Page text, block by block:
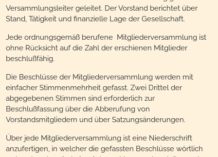
Versammlungsleiter geleitet. Der Vorstand berichtet über
Stand, Tätigkeit und finanzielle Lage der Gesellschaft.
Jede ordnungsgemäß berufene Mitgliederversammlung ist
ohne Rücksicht auf die Zahl der erschienen Mitglieder
beschlußfähig.
Die Beschlüsse der Mitgliederversammlung werden mit
einfacher Stimmenmehrheit gefasst. Zwei Drittel der
abgegebenen Stimmen sind erforderlich zur
Beschlußfassung über die Abberufung von
Vorstandsmitgliedern und über Satzungsänderungen.
Über jede Mitgliederversammlung ist eine Niederschrift
anzufertigen, in welcher die gefassten Beschlüsse wörtlich